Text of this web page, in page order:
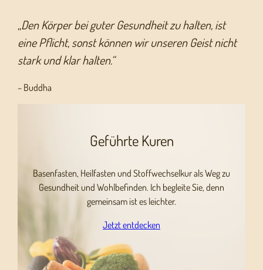
„Den Körper bei guter Gesundheit zu halten, ist
eine Pflicht, sonst können wir unseren Geist nicht
stark und klar halten.“
– Buddha
Geführte Kuren
Basenfasten, Heilfasten und Stoffwechselkur als Weg zu
Gesundheit und Wohlbefinden. Ich begleite Sie, denn
gemeinsam ist es leichter.
Jetzt entdecken